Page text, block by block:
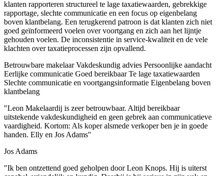
klanten rapporteren structureel te lage taxatiewaarden, gebrekkige
rapportage, slechte communicatie en een focus op eigenbelang
boven klantbelang. Een terugkerend patroon is dat klanten zich niet
goed geïnformeerd voelen over voortgang en zich aan het lijntje
gehouden voelen. De inconsistentie in service-kwaliteit en de vele
klachten over taxatieprocessen zijn opvallend.
Betrouwbare makelaarVakdeskundig advies Persoonlijke aandacht
Eerlijke communicatie Goed bereikbaarTe lage taxatiewaarden
Slechte communicatie en voortgangsinformatie Eigenbelang boven
klantbelang
"Leon Makelaardij is zeer betrouwbaar. Altijd bereikbaar
uitstekende vakdeskundigheid en geen gebrek aan communicatieve
vaardigheid. Kortom: Als koper alsmede verkoper ben je in goede
handen. Elly en Jos Adams"
Jos Adams
"Ik ben ontzettend goed geholpen door Leon Knops. Hij is uiterst